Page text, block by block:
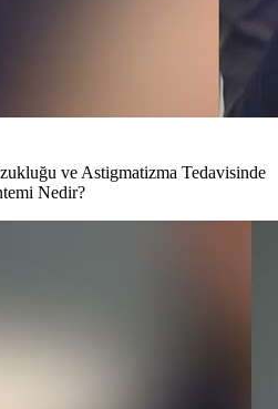
ve Astigmatizma Tedavisinde
Nedir?